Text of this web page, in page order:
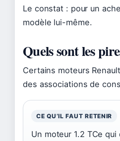
Le constat : pour un
modèle lui-même.
Quels sont les
Certains moteurs
des associations de
CE QU’IL FAUT RETENIR
Un moteur 1.2 TCe